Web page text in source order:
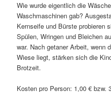
Wie wurde eigent­lich die
Waschmaschinen gab?
Kernseife und Bürste probieren
Spülen, Wringen und Bleichen
war. Nach getaner Arbeit, wenn
Wiese liegt, stärken sich die
Brotzeit.
Kosten pro Person: 1,00 € bzw.